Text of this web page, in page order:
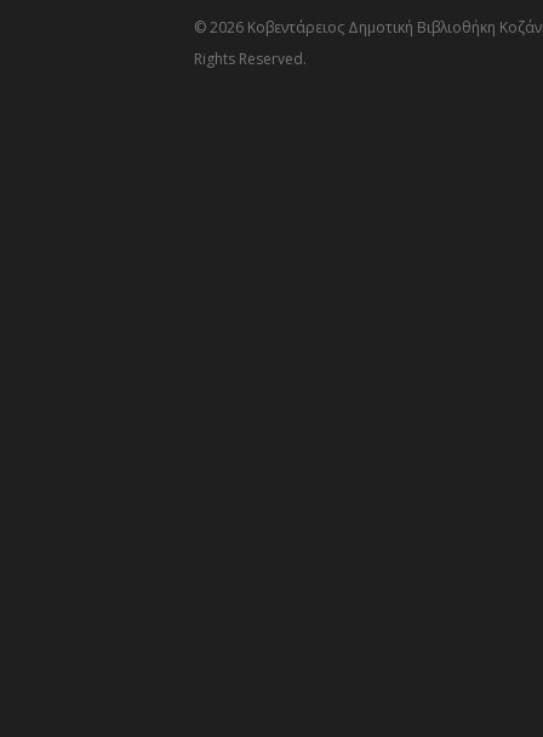
© 2026 Κοβεντάρειος Δημοτική Βιβλιοθήκη
Rights Reserved.